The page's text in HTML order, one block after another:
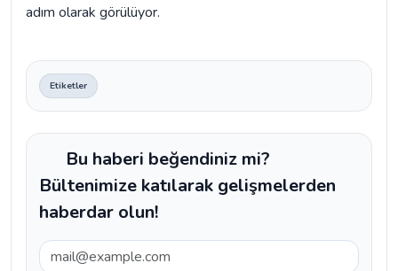
adım olarak görülüyor.
Etiketler
Bu haberi beğendiniz mi?
Bültenimize katılarak gelişmelerden
haberdar olun!